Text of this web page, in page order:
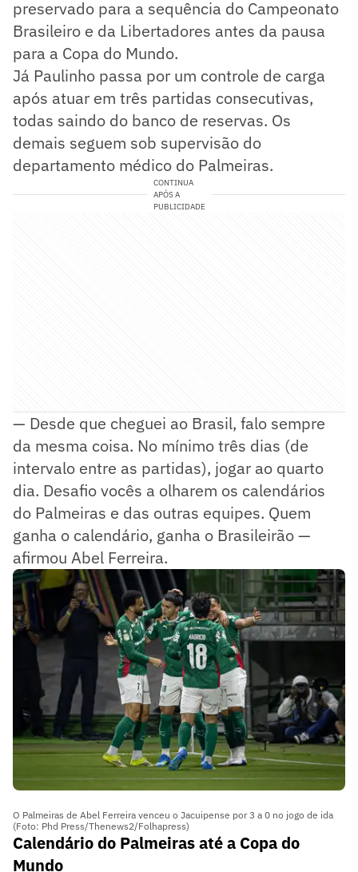
preservado para a sequência do Campeonato
Brasileiro e da Libertadores antes da pausa
para a Copa do Mundo.
Já Paulinho passa por um controle de carga
após atuar em três partidas consecutivas,
todas saindo do banco de reservas. Os
demais seguem sob supervisão do
departamento médico do Palmeiras.
CONTINUA
APÓS A
PUBLICIDADE
— Desde que cheguei ao Brasil, falo sempre
da mesma coisa. No mínimo três dias (de
intervalo entre as partidas), jogar ao quarto
dia. Desafio vocês a olharem os calendários
do Palmeiras e das outras equipes. Quem
ganha o calendário, ganha o Brasileirão —
afirmou Abel Ferreira.
O Palmeiras de Abel Ferreira venceu o Jacuipense por 3 a 0 no jogo de ida
(Foto: Phd Press/Thenews2/Folhapress)
Calendário do Palmeiras até a Copa do
Mundo